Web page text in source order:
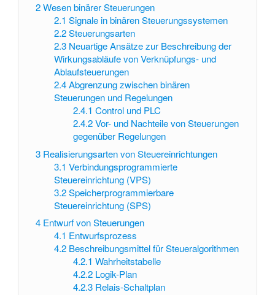
2Wesen binärer Steuerungen
2.1 Signale in binären Steuerungssystemen
2.2 Steuerungsarten
2.3 Neuartige Ansätze zur Beschreibung der
Wirkungsabläufe von Verknüpfungs- und
Ablaufsteuerungen
2.4 Abgrenzung zwischen binären
Steuerungen und Regelungen
2.4.1 Control und PLC
2.4.2 Vor- und Nachteile von Steuerungen
gegenüber Regelungen
3 Realisierungsarten von Steuereinrichtungen
3.1 Verbindungsprogrammierte
Steuereinrichtung (VPS)
3.2 Speicherprogrammierbare
Steuereinrichtung (SPS)
4 Entwurf von Steuerungen
4.1 Entwurfsprozess
4.2 Beschreibungsmittel für Steueralgorithmen
4.2.1 Wahrheitstabelle
4.2.2 Logik-Plan
4.2.3 Relais-Schaltplan